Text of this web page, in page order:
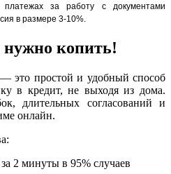
за работу с документами
в размере 3-10%.
копить!
это простой и удобный способ
в кредит, не выходя из дома.
длительных согласований и
онлайн.
2 минуты в 95% случаев